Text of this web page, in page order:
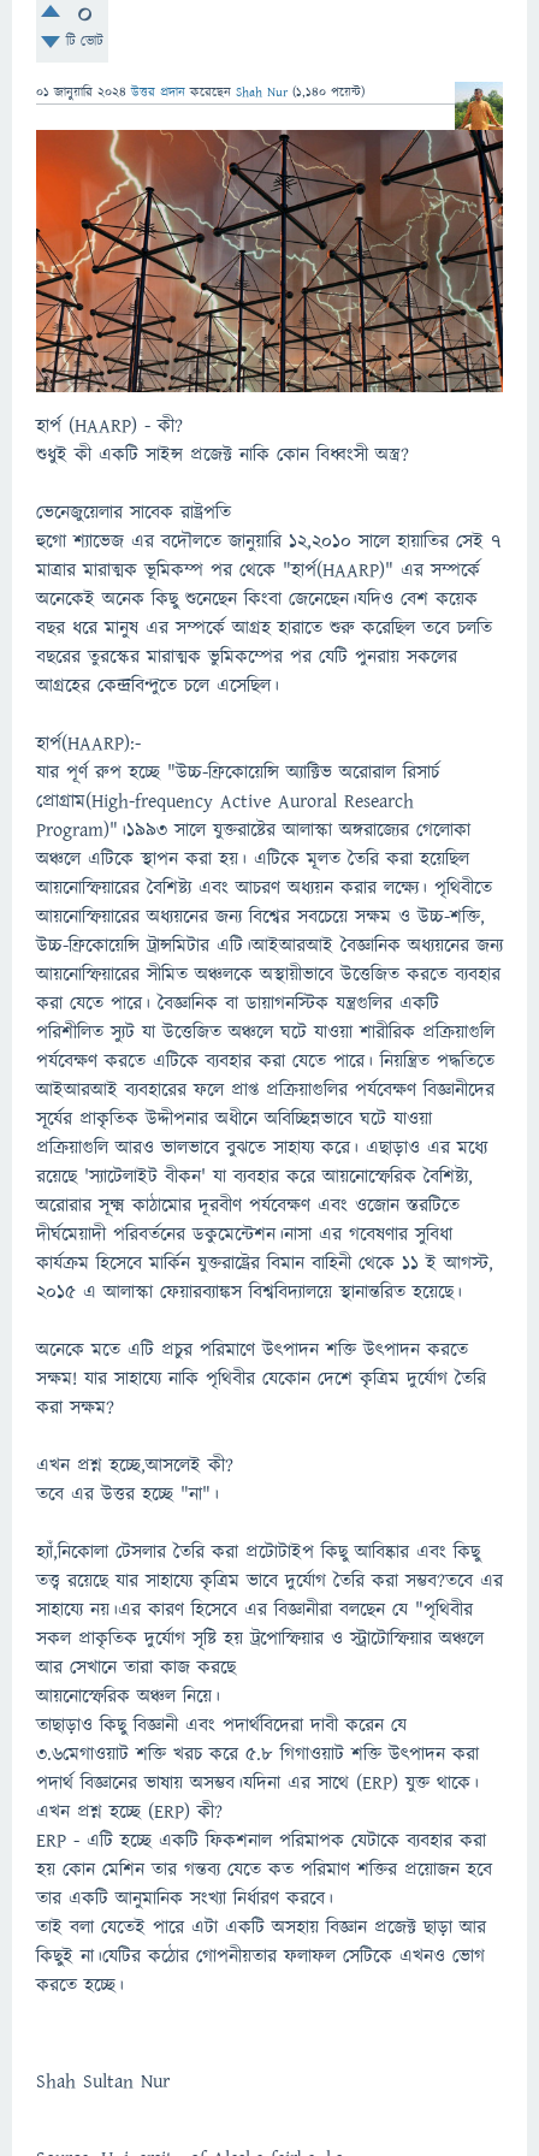
0
টি ভোট
01 জানুয়ারি 2024 উত্তর প্রদান করেছেন Shah Nur (1,140 পয়েন্ট)
হার্প (HAARP) - কী?
শুধুই কী একটি সাইন্স প্রজেক্ট নাকি কোন বিধ্বংসী অস্ত্র?
ভেনেজুয়েলার সাবেক রাষ্ট্রপতি
হুগো শ্যাভেজ এর বদৌলতে জানুয়ারি ১২,২০১০ সালে হায়াতির সেই ৭
মাত্রার মারাত্মক ভূমিকম্প পর থেকে "হার্প(HAARP)" এর সম্পর্কে
অনেকেই অনেক কিছু শুনেছেন কিংবা জেনেছেন।যদিও বেশ কয়েক
বছর ধরে মানুষ এর সম্পর্কে আগ্রহ হারাতে শুরু করেছিল তবে চলতি
বছরের তুরস্কের মারাত্মক ভুমিকম্পের পর যেটি পুনরায় সকলের
আগ্রহের কেন্দ্রবিন্দুতে চলে এসেছিল।
হার্প(HAARP):-
যার পূর্ণ রুপ হচ্ছে "উচ্চ-ফ্রিকোয়েন্সি অ্যাক্টিভ অরোরাল রিসার্চ
প্রোগ্রাম(High-frequency Active Auroral Research
Program)"।১৯৯৩ সালে যুক্তরাষ্টের আলাস্কা অঙ্গরাজ্যের গেলোকা
অঞ্চলে এটিকে স্থাপন করা হয়। এটিকে মূলত তৈরি করা হয়েছিল
আয়নোস্ফিয়ারের বৈশিষ্ট্য এবং আচরণ অধ্যয়ন করার লক্ষ্যে। পৃথিবীতে
আয়নোস্ফিয়ারের অধ্যয়নের জন্য বিশ্বের সবচেয়ে সক্ষম ও উচ্চ-শক্তি,
উচ্চ-ফ্রিকোয়েন্সি ট্রান্সমিটার এটি।আইআরআই বৈজ্ঞানিক অধ্যয়নের জন্য
আয়নোস্ফিয়ারের সীমিত অঞ্চলকে অস্থায়ীভাবে উত্তেজিত করতে ব্যবহার
করা যেতে পারে। বৈজ্ঞানিক বা ডায়াগনস্টিক যন্ত্রগুলির একটি
পরিশীলিত স্যুট যা উত্তেজিত অঞ্চলে ঘটে যাওয়া শারীরিক প্রক্রিয়াগুলি
পর্যবেক্ষণ করতে এটিকে ব্যবহার করা যেতে পারে। নিয়ন্ত্রিত পদ্ধতিতে
আইআরআই ব্যবহারের ফলে প্রাপ্ত প্রক্রিয়াগুলির পর্যবেক্ষণ বিজ্ঞানীদের
সূর্যের প্রাকৃতিক উদ্দীপনার অধীনে অবিচ্ছিন্নভাবে ঘটে যাওয়া
প্রক্রিয়াগুলি আরও ভালভাবে বুঝতে সাহায্য করে। এছাড়াও এর মধ্যে
রয়েছে 'স্যাটেলাইট বীকন' যা ব্যবহার করে আয়নোস্ফেরিক বৈশিষ্ট্য,
অরোরার সূক্ষ্ম কাঠামোর দূরবীণ পর্যবেক্ষণ এবং ওজোন স্তরটিতে
দীর্ঘমেয়াদী পরিবর্তনের ডকুমেন্টেশন।নাসা এর গবেষণার সুবিধা
কার্যক্রম হিসেবে মার্কিন যুক্তরাষ্ট্রের বিমান বাহিনী থেকে ১১ ই আগস্ট,
২০১৫ এ আলাস্কা ফেয়ারব্যাঙ্কস বিশ্ববিদ্যালয়ে স্থানান্তরিত হয়েছে।
অনেকে মতে এটি প্রচুর পরিমাণে উৎপাদন শক্তি উৎপাদন করতে
সক্ষম! যার সাহায্যে নাকি পৃথিবীর যেকোন দেশে কৃত্রিম দুর্যোগ তৈরি
করা সক্ষম?
এখন প্রশ্ন হচ্ছে,আসলেই কী?
তবে এর উত্তর হচ্ছে "না"।
হ্যাঁ,নিকোলা টেসলার তৈরি করা প্রটোটাইপ কিছু আবিষ্কার এবং কিছু
তত্ত্ব রয়েছে যার সাহায্যে কৃত্রিম ভাবে দুর্যোগ তৈরি করা সম্ভব?তবে এর
সাহায্যে নয়।এর কারণ হিসেবে এর বিজ্ঞানীরা বলছেন যে "পৃথিবীর
সকল প্রাকৃতিক দুর্যোগ সৃষ্টি হয় ট্রপোস্ফিয়ার ও স্ট্রাটোস্ফিয়ার অঞ্চলে
আর সেখানে তারা কাজ করছে
আয়নোস্ফেরিক অঞ্চল নিয়ে।
তাছাড়াও কিছু বিজ্ঞানী এবং পদার্থবিদেরা দাবী করেন যে
৩.৬মেগাওয়াট শক্তি খরচ করে ৫.৮ গিগাওয়াট শক্তি উৎপাদন করা
পদার্থ বিজ্ঞানের ভাষায় অসম্ভব।যদিনা এর সাথে (ERP) যুক্ত থাকে।
এখন প্রশ্ন হচ্ছে (ERP) কী?
ERP - এটি হচ্ছে একটি ফিকশনাল পরিমাপক যেটাকে ব্যবহার করা
হয় কোন মেশিন তার গন্তব্য যেতে কত পরিমাণ শক্তির প্রয়োজন হবে
তার একটি আনুমানিক সংখ্যা নির্ধারণ করবে।
তাই বলা যেতেই পারে এটা একটি অসহায় বিজ্ঞান প্রজেক্ট ছাড়া আর
কিছুই না।যেটির কঠোর গোপনীয়তার ফলাফল সেটিকে এখনও ভোগ
করতে হচ্ছে।
Shah Sultan Nur